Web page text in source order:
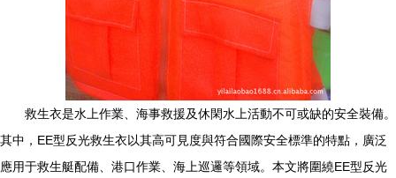
救生衣是水上作業、海事救援及休閑水上活動不可或缺的安全裝備。
其中，EE型反光救生衣以其高可見度與符合國際安全標準的特點，廣泛
應用于救生艇配備、港口作業、海上巡邏等領域。本文將圍繞EE型反光